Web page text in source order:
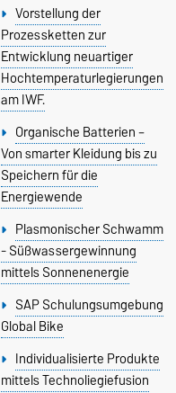
Vorstellung der
Prozessketten zur
Entwicklung neuartiger
Hochtemperaturlegierungen
am IWF.
Organische Batterien –
Von smarter Kleidung bis zu
Speichern für die
Energiewende
Plasmonischer Schwamm
- Süßwassergewinnung
mittels Sonnenenergie
SAP Schulungsumgebung
Global Bike
Individualisierte Produkte
mittels Technoliegiefusion